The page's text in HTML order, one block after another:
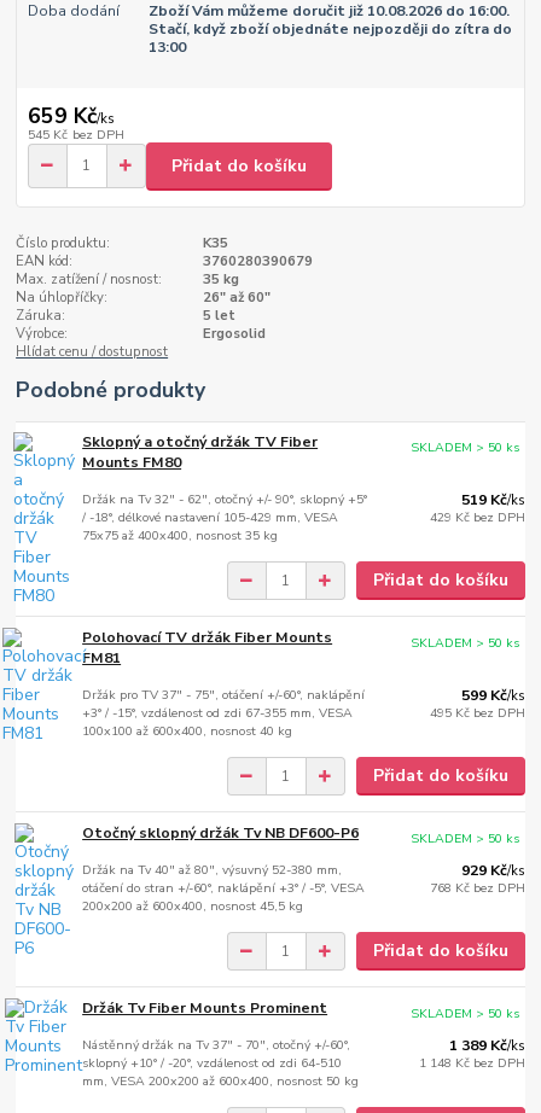
Doba dodání
Zboží Vám můžeme doručit již 10.08.2026 do 16:00.
Stačí, když zboží objednáte nejpozději do zítra do
13:00
659 Kč/ks
545 Kč bez DPH
Přidat do košíku
Číslo produktu:
K35
EAN kód:
3760280390679
Max. zatížení / nosnost:
35 kg
Na úhlopříčky:
26" až 60"
Záruka:
5 let
Výrobce:
Ergosolid
Hlídat cenu / dostupnost
Podobné produkty
Sklopný a otočný držák TV Fiber
Mounts FM80
Držák na Tv 32" - 62", otočný +/- 90°, sklopný +5°
/ -18°, délkové nastavení 105-429 mm, VESA
75x75 až 400x400, nosnost 35 kg
519 Kč/ks
429 Kč bez DPH
SKLADEM > 50 ks
Přidat do košíku
Polohovací TV držák Fiber Mounts
FM81
Držák pro TV 37" - 75", otáčení +/-60°, naklápění
+3° / -15°, vzdálenost od zdi 67-355 mm, VESA
100x100 až 600x400, nosnost 40 kg
599 Kč/ks
495 Kč bez DPH
SKLADEM > 50 ks
Přidat do košíku
Otočný sklopný držák Tv NB DF600-P6
Držák na Tv 40" až 80", výsuvný 52-380 mm,
otáčení do stran +/-60°, naklápění +3° / -5°, VESA
200x200 až 600x400, nosnost 45,5 kg
929 Kč/ks
768 Kč bez DPH
SKLADEM > 50 ks
Přidat do košíku
Držák Tv Fiber Mounts Prominent
Nástěnný držák na Tv 37" - 70", otočný +/-60°,
sklopný +10° / -20°, vzdálenost od zdi 64-510
mm, VESA 200x200 až 600x400, nosnost 50 kg
1 389 Kč/ks
1 148 Kč bez DPH
SKLADEM > 50 ks